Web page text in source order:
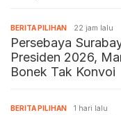
BERITA PILIHAN 22 jam lalu
Persebaya
Presiden 2026,
Bonek Tak Konvoi
BERITA PILIHAN 1 hari lalu